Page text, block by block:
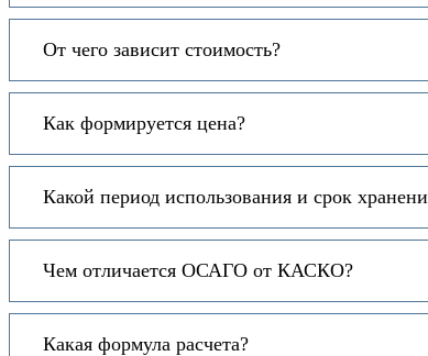
От чего зависит стоимость?
Как формируется цена?
Какой период использования и срок
Чем отличается ОСАГО от КАСКО?
Какая формула расчета?